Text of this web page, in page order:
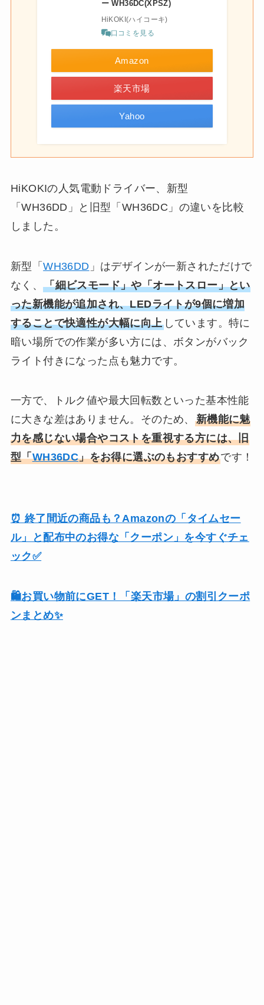
ー WH36DC(XPSZ)
HiKOKI(ハイコーキ)
口コミを見る
Amazon
楽天市場
Yahoo
HiKOKIの人気電動ドライバー、新型
「WH36DD」と旧型「WH36DC」の違いを比較
しました。
新型「WH36DD 」はデザインが一新されただけで
なく、「細ビスモード」や「オートスロー」とい
った新機能が追加され、LEDライトが9個に増加
することで快適性が大幅に向上しています。特に
暗い場所での作業が多い方には、ボタンがバック
ライト付きになった点も魅力です。
一方で、トルク値や最大回転数といった基本性能
に大きな差はありません。そのため、 新機能に魅
力を感じない場合やコストを重視する方には、旧
型「WH36DC」をお得に選ぶのもおすすめです！
⏰ 終了間近の商品も？Amazonの「タイムセー
ル」と配布中のお得な「クーポン」を今すぐチェ
ック✅
🛍️お買い物前にGET！「楽天市場」の割引クーポ
ンまとめ✨